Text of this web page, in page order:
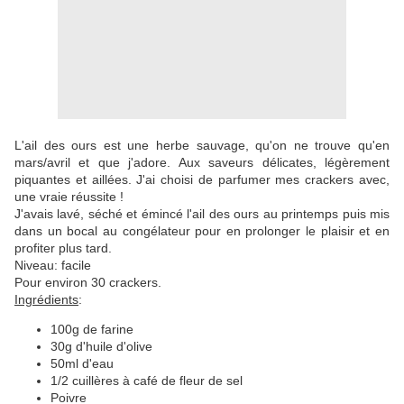
L'ail des ours est une herbe sauvage, qu'on ne trouve qu'en
mars/avril et que j'adore. Aux saveurs délicates, légèrement
piquantes et aillées. J'ai choisi de parfumer mes crackers avec,
une vraie réussite !
J'avais lavé, séché et émincé l'ail des ours au printemps puis mis
dans un bocal au congélateur pour en prolonger le plaisir et en
profiter plus tard.
Niveau: facile
Pour environ 30 crackers.
Ingrédients:
100g de farine
30g d'huile d'olive
50ml d'eau
1/2 cuillères à café de fleur de sel
Poivre